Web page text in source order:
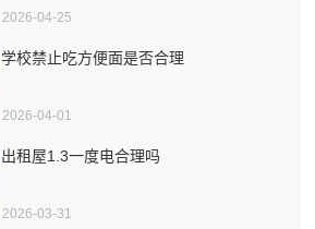
2026-04-25
学校禁止吃方便面是否合理
2026-04-01
出租屋1.3一度电合理吗
2026-03-31